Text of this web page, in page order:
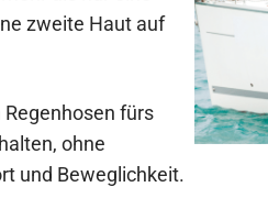
zweite Haut auf
fürs
ohne
und Beweglichkeit.